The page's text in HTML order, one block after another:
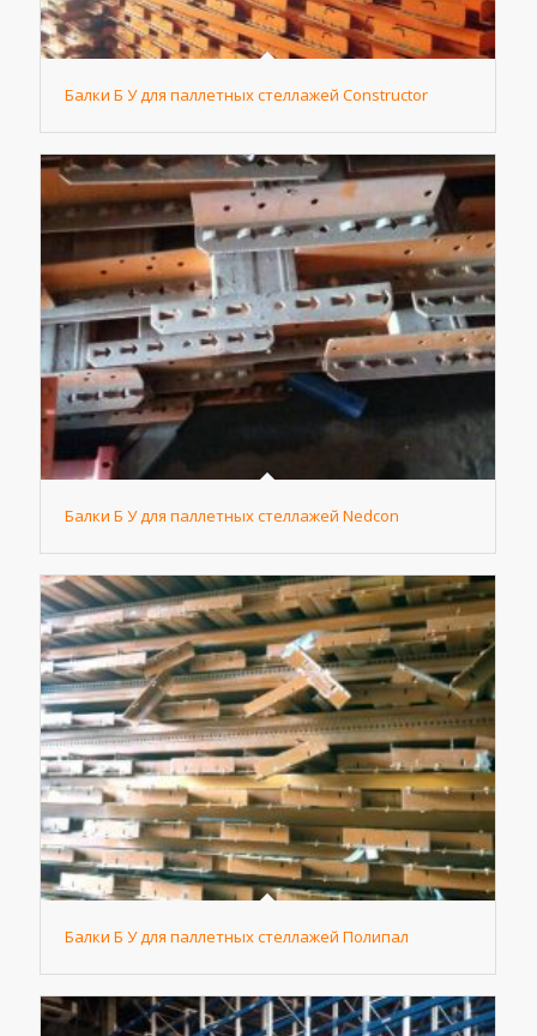
Балки Б У для паллетных стеллажей Constructor
Балки Б У для паллетных стеллажей Nedcon
Балки Б У для паллетных стеллажей Полипал